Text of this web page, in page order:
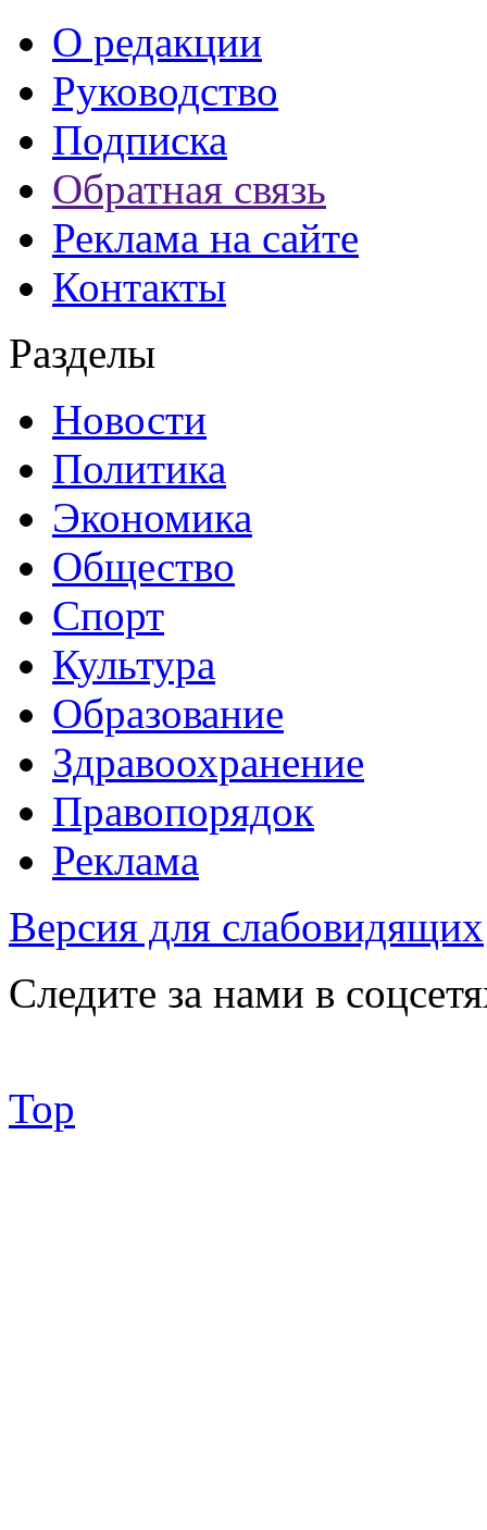
О редакции
Руководство
Подписка
Обратная связь
Реклама на сайте
Контакты
Разделы
Новости
Политика
Экономика
Общество
Спорт
Культура
Образование
Здравоохранение
Правопорядок
Реклама
Версия для слабовидящих
Следите за нами в
Top